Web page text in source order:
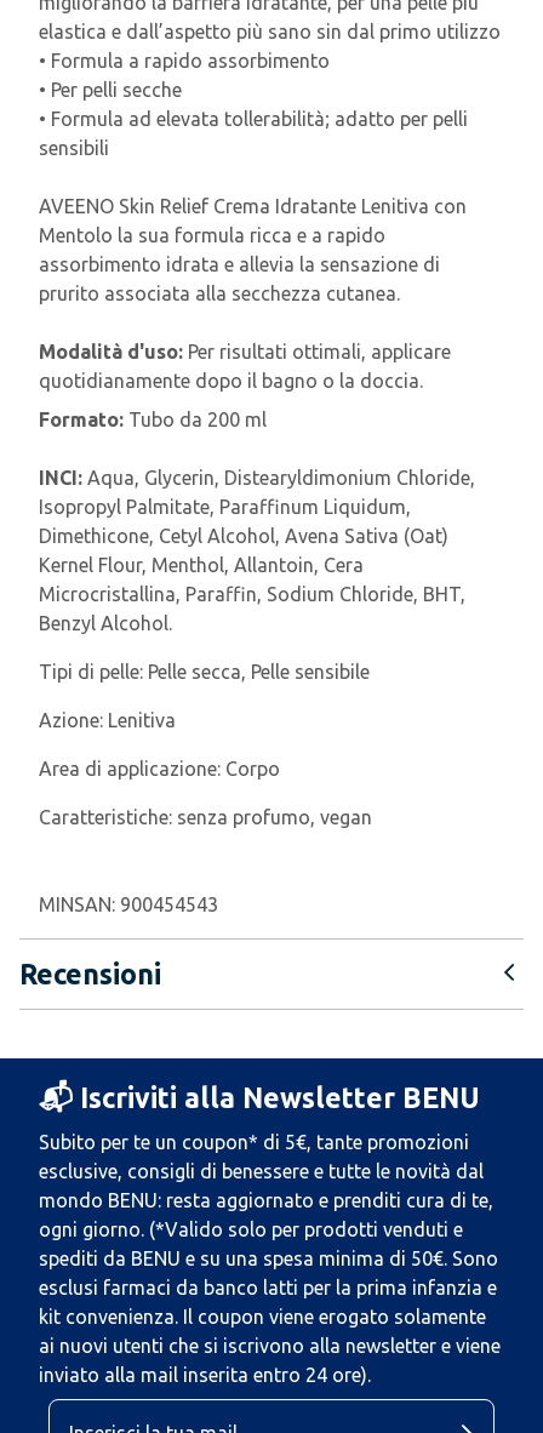
elastica e dall’aspetto più sano sin dal primo utilizzo
• Formula a rapido assorbimento
• Per pelli secche
• Formula ad elevata tollerabilità; adatto per pelli
sensibili
AVEENO Skin Relief Crema Idratante Lenitiva con
Mentolo la sua formula ricca e a rapido
assorbimento idrata e allevia la sensazione di
prurito associata alla secchezza cutanea.
Modalità d'uso: Per risultati ottimali, applicare
quotidianamente dopo il bagno o la doccia.
Formato: Tubo da 200 ml
INCI: Aqua, Glycerin, Distearyldimonium Chloride,
Isopropyl Palmitate, Paraffinum Liquidum,
Dimethicone, Cetyl Alcohol, Avena Sativa (Oat)
Kernel Flour, Menthol, Allantoin, Cera
Microcristallina, Paraffin, Sodium Chloride, BHT,
Benzyl Alcohol.
Tipi di pelle: Pelle secca, Pelle sensibile
Azione: Lenitiva
Area di applicazione: Corpo
Caratteristiche: senza profumo, vegan
MINSAN: 900454543
Recensioni
📬 Iscriviti alla Newsletter BENU
Subito per te un coupon* di 5€, tante promozioni
esclusive, consigli di benessere e tutte le novità dal
mondo BENU: resta aggiornato e prenditi cura di te,
ogni giorno. (*Valido solo per prodotti venduti e
spediti da BENU e su una spesa minima di 50€. Sono
esclusi farmaci da banco latti per la prima infanzia e
kit convenienza. Il coupon viene erogato solamente
ai nuovi utenti che si iscrivono alla newsletter e viene
inviato alla mail inserita entro 24 ore).